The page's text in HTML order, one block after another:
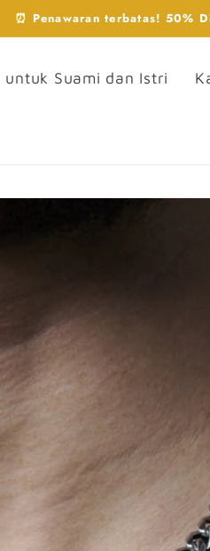
⏰ Penawaran terbatas! 50%
untuk Suami dan Istri